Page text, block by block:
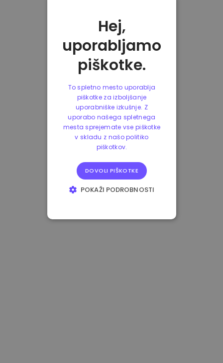
Hej,
uporabljamo
piškotke.
To spletno mesto uporablja
piškotke za izboljšanje
uporabniške izkušnje. Z
uporabo našega spletnega
mesta sprejemate vse piškotke
v skladu z našo politiko
piškotkov.
DOVOLI PIŠKOTKE
POKAŽI PODROBNOSTI